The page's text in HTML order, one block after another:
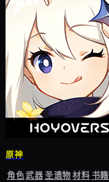
原神
角色武器圣遗物材料书籍